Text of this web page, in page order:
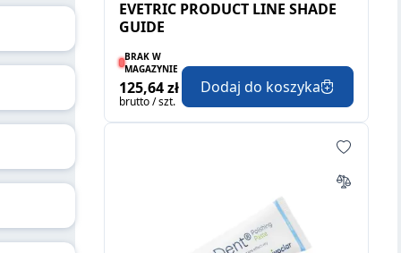
EVETRIC PRODUCT LINE SHADE
GUIDE
BRAK W
MAGAZYNIE
125,64 zł
brutto / szt.
Dodaj do koszyka